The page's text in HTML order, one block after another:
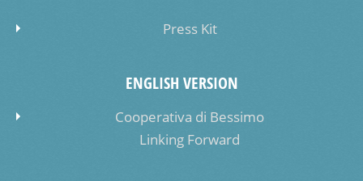
Press Kit
ENGLISH VERSION
Cooperativa di Bessimo
Linking Forward